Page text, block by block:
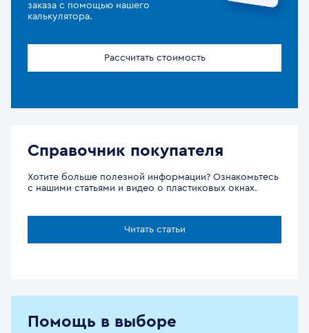
заказа с помощью нашего
калькулятора.
Рассчитать стоимость
Справочник покупателя
Хотите больше полезной информации? Ознакомьтесь
с нашими статьями и видео о пластиковых окнах.
Читать статьи
Помощь в выборе